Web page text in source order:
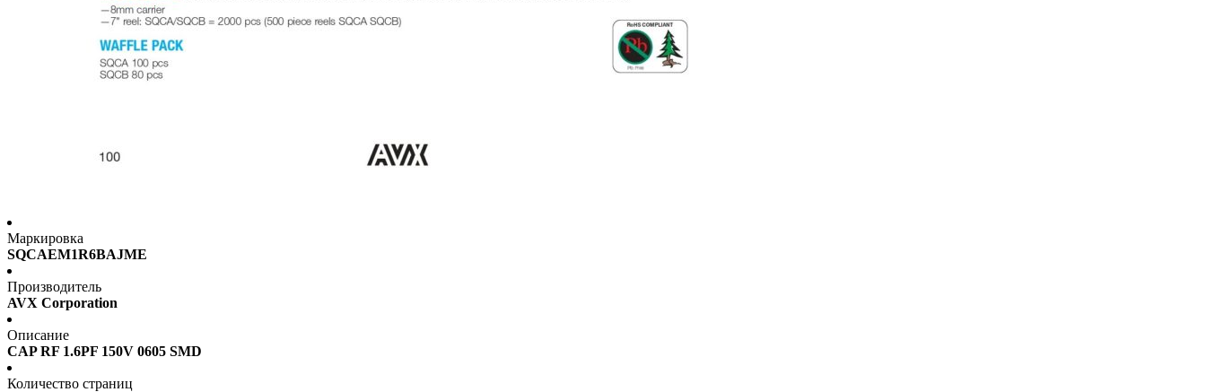
Маркировка
SQCAEM1R6BAJME
Производитель
AVX Corporation
Описание
CAP RF 1.6PF 150V 0605 SMD
Количество страниц